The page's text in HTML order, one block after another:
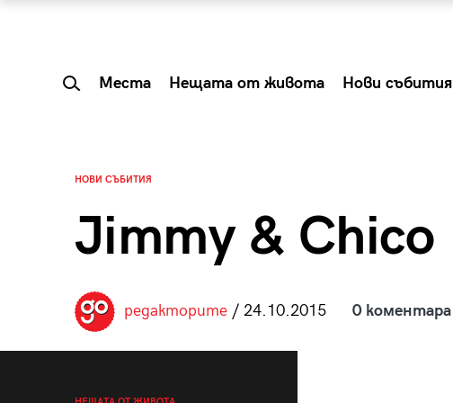
Места Нещата от живота Нови събития
НОВИ СЪБИТИЯ
Jimmy & Chico
редакторите/ 24.10.2015 0 коментара